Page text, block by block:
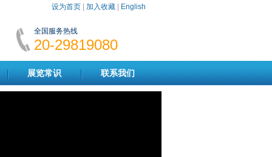
设为首页 加入收藏 English
全国服务热线
20-29819080
展览常识 联系我们